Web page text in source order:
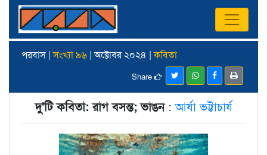
পরবাস |সংখ্যা ৯৬ | অক্টোবর ২০২৪ |কবিতা
Share
দু'টি কবিতা: রাগ বসন্ত; ভাঙন:আর্যা ভট্টাচার্য